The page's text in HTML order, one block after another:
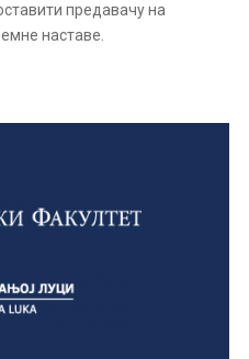
предавачу на
наставе.